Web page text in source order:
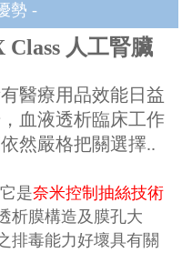
勢 -
Class 人工腎臟
醫療用品效能日益
血液透析臨床工作
然嚴格把關選擇..
是奈米控制抽絲技術
析膜構造及膜孔大
排毒能力好壞具有關